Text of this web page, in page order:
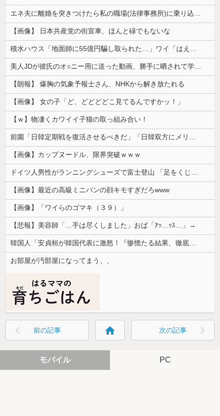
【画像】 日本共産党の街宣車、ほんと碌でもないな
【朗報】 爆胸の気象予報士さん、NHKから解き放たれる
【画像】 女の子「ど、どどどどこ見てるんですかッ！」
【ｗ】物凄くカワイイ子猫の取っ組み合い！
【画像】カップヌードル、限界突破ｗｗｗ
【画像】最近の高級ミニバンの顔キモすぎだろwww
【画像】「ワイらのゴマキ（３９）」
【悲報】美容師「…手は尽くしました」おば「ｱｯ…ｯｽ…」→
お部屋が汚部屋になってまう、、
前の記事 home 次の記事
モバイル PC